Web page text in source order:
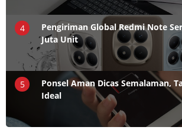
4
Pengiriman Global Redmi Note
Juta Unit
5
Ponsel Aman Dicas Semalaman,
Ideal